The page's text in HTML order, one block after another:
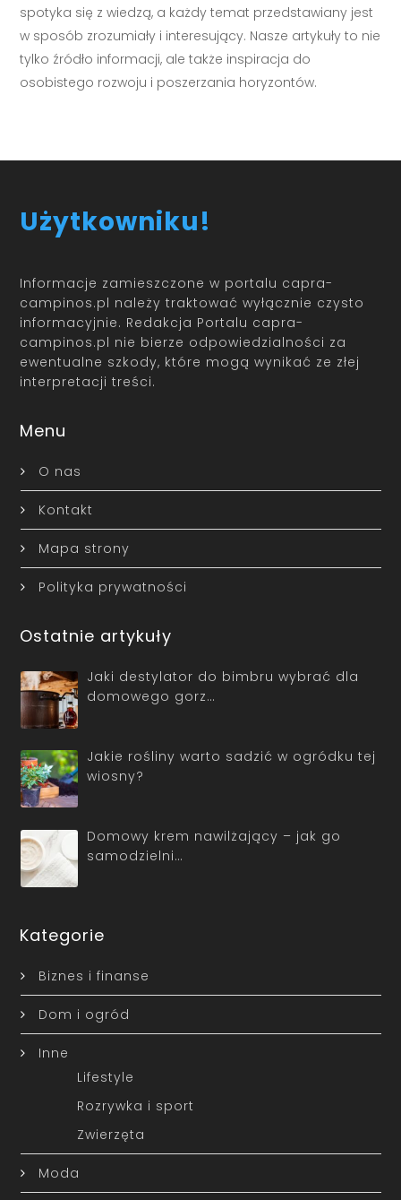
spotyka się z wiedzą, a każdy temat przedstawiany jest
w sposób zrozumiały i interesujący. Nasze artykuły to nie
tylko źródło informacji, ale także inspiracja do
osobistego rozwoju i poszerzania horyzontów.
Użytkowniku!
Informacje zamieszczone w portalu capra-
campinos.pl należy traktować wyłącznie czysto
informacyjnie. Redakcja Portalu capra-
campinos.pl nie bierze odpowiedzialności za
ewentualne szkody, które mogą wynikać ze złej
interpretacji treści.
Menu
O nas
Kontakt
Mapa strony
Polityka prywatności
Ostatnie artykuły
Jaki destylator do bimbru wybrać dla
domowego gorz…
Jakie rośliny warto sadzić w ogródku tej
wiosny?
Domowy krem nawilżający – jak go
samodzielni…
Kategorie
Biznes i finanse
Dom i ogród
Inne
Lifestyle
Rozrywka i sport
Zwierzęta
Moda